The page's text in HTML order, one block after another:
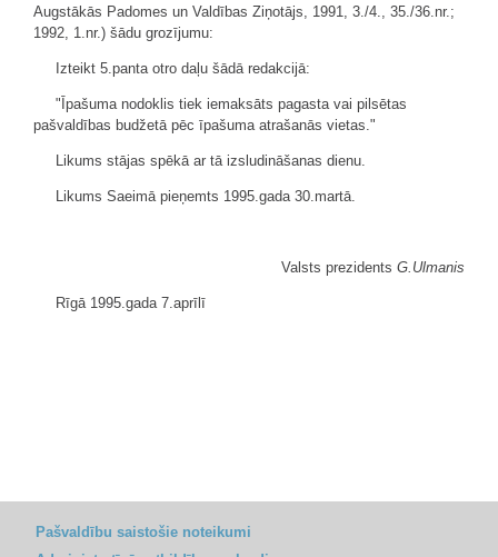
Augstākās Padomes un Valdības Ziņotājs, 1991, 3./4., 35./36.nr.;
1992, 1.nr.) šādu grozījumu:
Izteikt 5.panta otro daļu šādā redakcijā:
"Īpašuma nodoklis tiek iemaksāts pagasta vai pilsētas
pašvaldības budžetā pēc īpašuma atrašanās vietas."
Likums stājas spēkā ar tā izsludināšanas dienu.
Likums Saeimā pieņemts 1995.gada 30.martā.
Valsts prezidents G.Ulmanis
Rīgā 1995.gada 7.aprīlī
Pašvaldību saistošie noteikumi